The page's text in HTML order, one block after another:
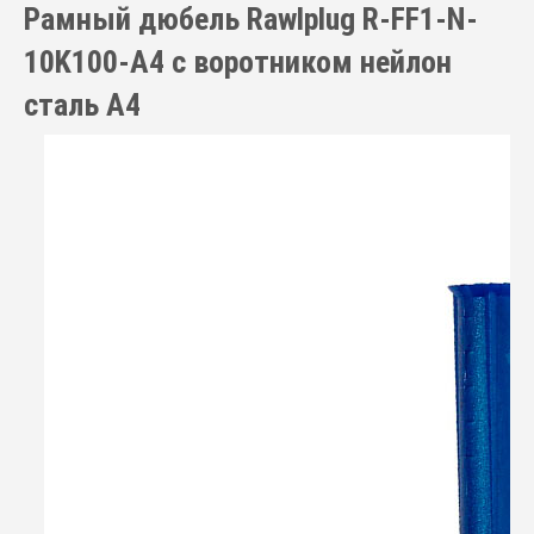
Рамный дюбель Rawlplug R-FF1-N-
10K100-A4 с воротником нейлон
сталь A4